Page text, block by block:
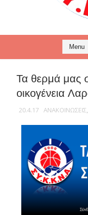
Τα θερμά μας
οικογένεια
20.4.17 ΑΝΑΚΟΙΝΩΣΕΙΣ,